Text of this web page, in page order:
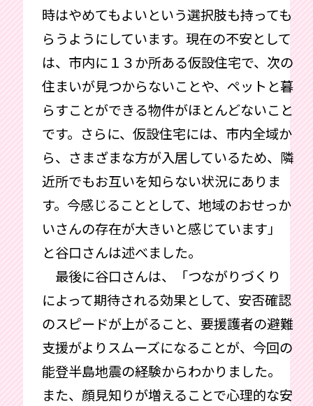
時はやめてもよいという選択肢も持っても
らうようにしています。現在の不安として
は、市内に１３か所ある仮設住宅で、次の
住まいが見つからないことや、ペットと暮
らすことができる物件がほとんどないこと
です。さらに、仮設住宅には、市内全域か
ら、さまざまな方が入居しているため、隣
近所でもお互いを知らない状況にありま
す。今感じることとして、地域のおせっか
いさんの存在が大きいと感じています」
と谷口さんは述べました。
最後に谷口さんは、「つながりづくり
によって期待される効果として、安否確認
のスピードが上がること、要援護者の避難
支援がよりスムーズになることが、今回の
能登半島地震の経験からわかりました。
また、顔見知りが増えることで心理的な安